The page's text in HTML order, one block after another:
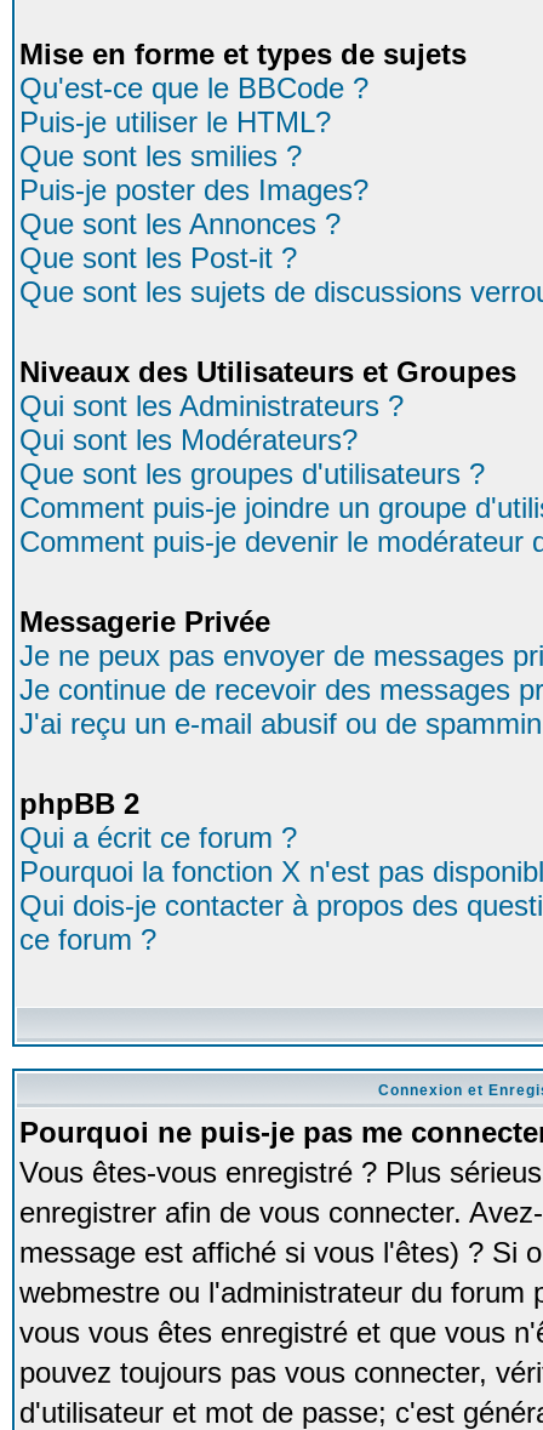
Mise en forme et types de sujets
Qu'est-ce que le BBCode ?
Puis-je utiliser le HTML?
Que sont les smilies ?
Puis-je poster des Images?
Que sont les Annonces ?
Que sont les Post-it ?
Que sont les sujets de discussions
Niveaux des Utilisateurs et Groupes
Qui sont les Administrateurs ?
Qui sont les Modérateurs?
Que sont les groupes d'utilisateurs ?
Comment puis-je joindre un groupe
Comment puis-je devenir le modérateur
Messagerie Privée
Je ne peux pas envoyer de messages
Je continue de recevoir des messages
J'ai reçu un e-mail abusif ou de
phpBB 2
Qui a écrit ce forum ?
Pourquoi la fonction X n'est pas
Qui dois-je contacter à propos des
ce forum ?
Connexion et
Pourquoi ne puis-je pas me
Vous êtes-vous enregistré ? Plus
enregistrer afin de vous connecter.
message est affiché si vous l'êtes) ? Si
webmestre ou l'administrateur du forum
vous vous êtes enregistré et que vous
pouvez toujours pas vous connecter,
d'utilisateur et mot de passe; c'est